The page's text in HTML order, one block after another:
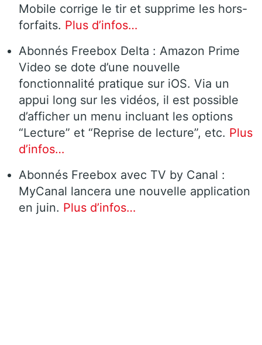
Mobile corrige le tir et supprime les hors-
forfaits. Plus d’infos…
Abonnés Freebox Delta : Amazon Prime
Video se dote d’une nouvelle
fonctionnalité pratique sur iOS. Via un
appui long sur les vidéos, il est possible
d’afficher un menu incluant les options
“Lecture” et “Reprise de lecture”, etc. Plus
d’infos…
Abonnés Freebox avec TV by Canal :
MyCanal lancera une nouvelle application
en juin. Plus d’infos…